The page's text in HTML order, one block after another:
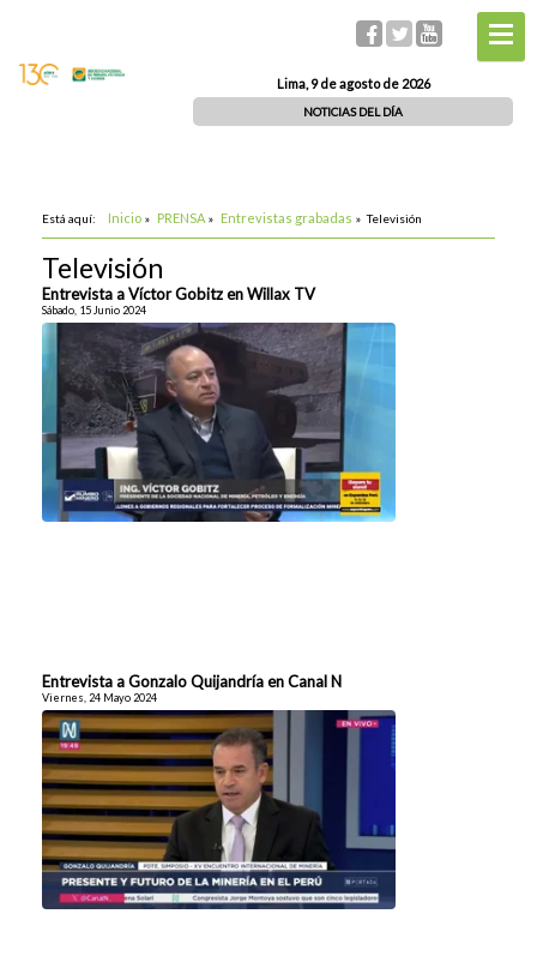
Lima, 9 de agosto de 2026
NOTICIAS DEL DÍA
Está aquí: Inicio » PRENSA » Entrevistas grabadas » Televisión
Televisión
Entrevista a Víctor Gobitz en Willax TV
Sábado, 15 Junio 2024
Entrevista a Gonzalo Quijandría en Canal N
Viernes, 24 Mayo 2024